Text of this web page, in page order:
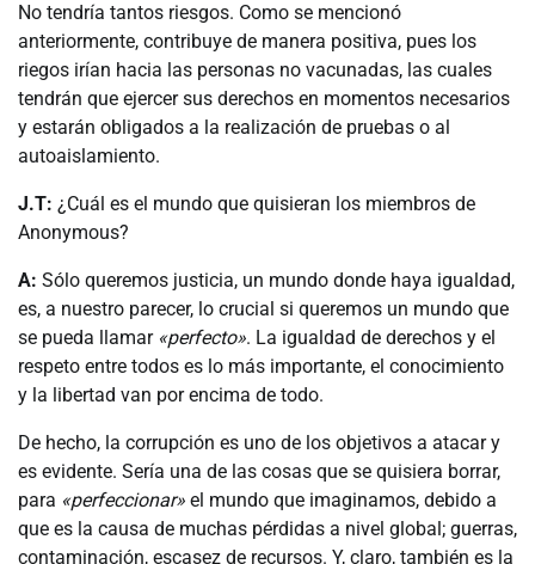
No tendría tantos riesgos. Como se mencionó
anteriormente, contribuye de manera positiva, pues los
riegos irían hacia las personas no vacunadas, las cuales
tendrán que ejercer sus derechos en momentos necesarios
y estarán obligados a la realización de pruebas o al
autoaislamiento.
J.T: ¿Cuál es el mundo que quisieran los miembros de
Anonymous?
A: Sólo queremos justicia, un mundo donde haya igualdad,
es, a nuestro parecer, lo crucial si queremos un mundo que
se pueda llamar «perfecto». La igualdad de derechos y el
respeto entre todos es lo más importante, el conocimiento
y la libertad van por encima de todo.
De hecho, la corrupción es uno de los objetivos a atacar y
es evidente. Sería una de las cosas que se quisiera borrar,
para «perfeccionar» el mundo que imaginamos, debido a
que es la causa de muchas pérdidas a nivel global; guerras,
contaminación, escasez de recursos. Y, claro, también es la